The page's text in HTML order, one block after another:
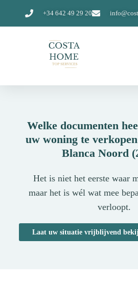
+34 642 49 29 20
Welke documenten
uw woning te
Blanca Noord
Het is niet het eerste waar
maar het is wél wat mee
verloopt.
Laat uw situatie vrijblijvend